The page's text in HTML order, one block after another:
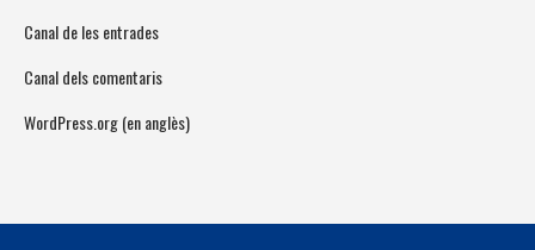
Canal de les entrades
Canal dels comentaris
WordPress.org (en anglès)